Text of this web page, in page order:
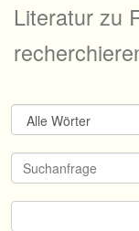
Literatur zu